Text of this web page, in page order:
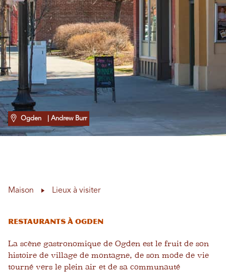
Ogden | Andrew Burr
Maison Lieux à visiter
Restaurants à Ogden
La scène gastronomique de Ogden est le fruit de son
histoire de village de montagne, de son mode de vie
tourné vers le plein air et de sa communauté